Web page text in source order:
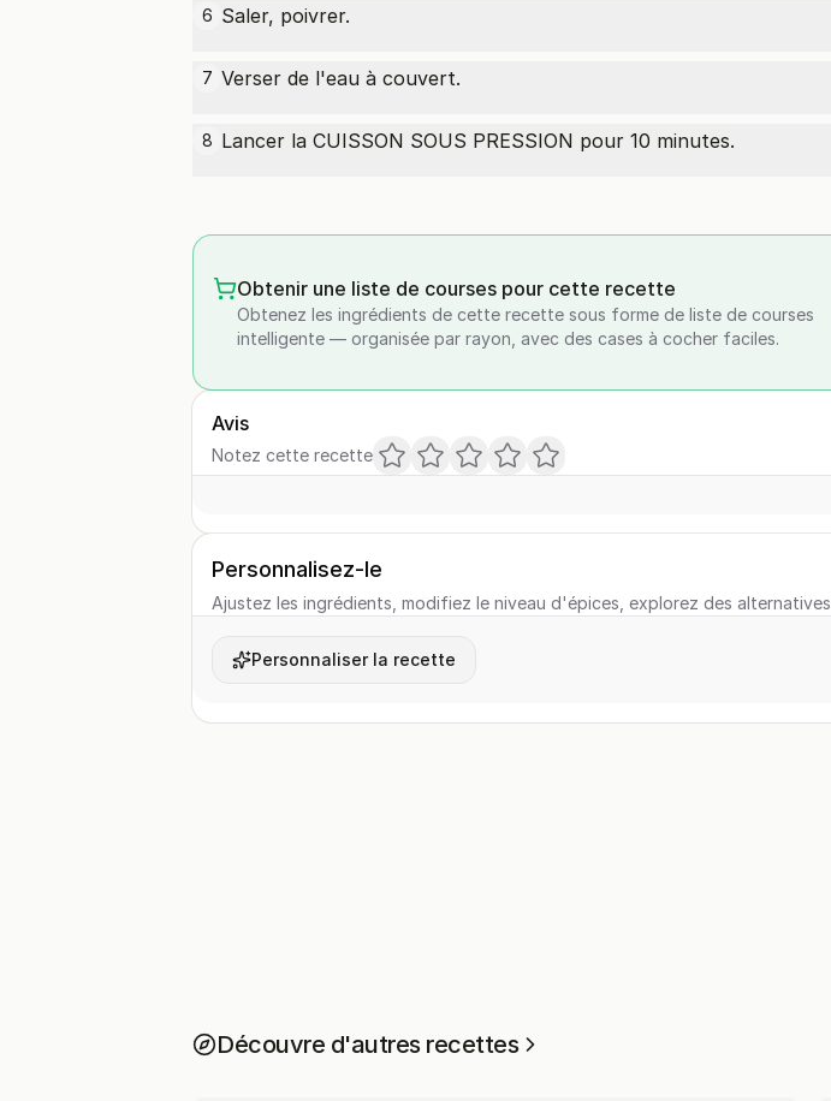
6 Saler, poivrer.
7 Verser de l'eau à couvert.
8 Lancer la CUISSON SOUS PRESSION pour 10 minutes.
Obtenir une liste de courses pour cette recette
Obtenez les ingrédients de cette recette sous forme de liste de courses
intelligente — organisée par rayon, avec des cases à cocher faciles.
Avis
Notez cette recette
Personnalisez-le
Ajustez les ingrédients, modifiez le niveau d'épices, explorez des
Personnaliser la recette
Découvre d'autres recettes